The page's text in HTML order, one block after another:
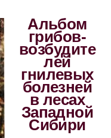
Альбом
грибов-
возбудите
лей
гнилевых
болезней
в лесах
Западной
Сибири